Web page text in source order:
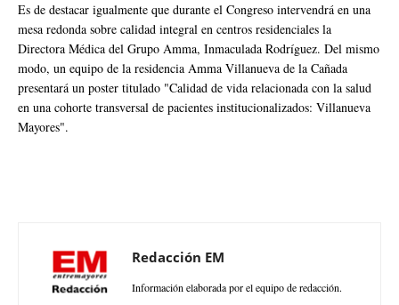
Es de destacar igualmente que durante el Congreso intervendrá en una
mesa redonda sobre calidad integral en centros residenciales la
Directora Médica del Grupo Amma, Inmaculada Rodríguez. Del mismo
modo, un equipo de la residencia Amma Villanueva de la Cañada
presentará un poster titulado "Calidad de vida relacionada con la salud
en una cohorte transversal de pacientes institucionalizados: Villanueva
Mayores".
Redacción EM
Información elaborada por el equipo de redacción.